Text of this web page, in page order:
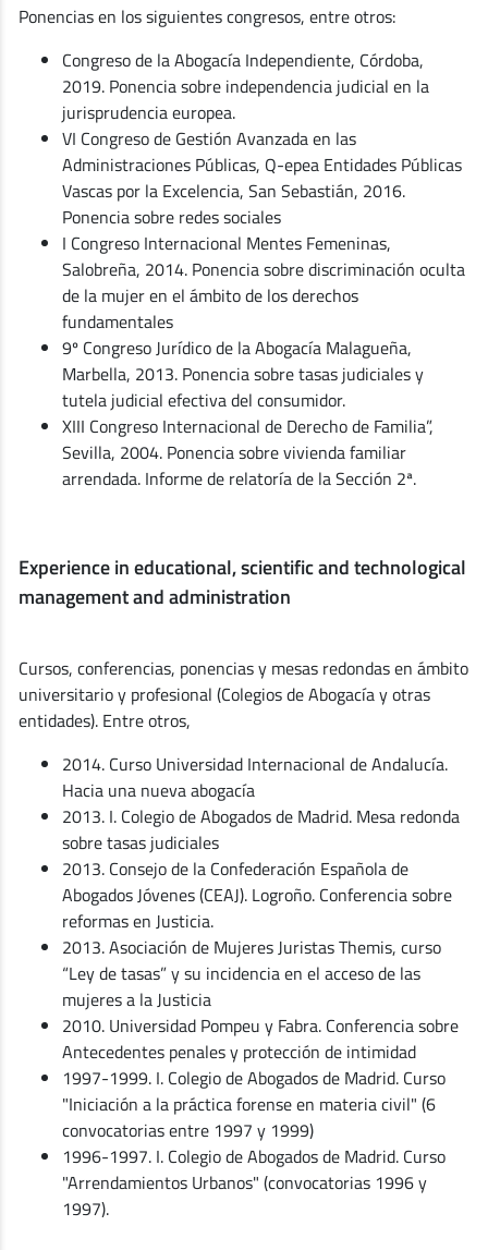
Ponencias en los siguientes congresos, entre otros:
Congreso de la Abogacía Independiente, Córdoba,
2019. Ponencia sobre independencia judicial en la
jurisprudencia europea.
VI Congreso de Gestión Avanzada en las
Administraciones Públicas, Q-epea Entidades Públicas
Vascas por la Excelencia, San Sebastián, 2016.
Ponencia sobre redes sociales
I Congreso Internacional Mentes Femeninas,
Salobreña, 2014. Ponencia sobre discriminación oculta
de la mujer en el ámbito de los derechos
fundamentales
9º Congreso Jurídico de la Abogacía Malagueña,
Marbella, 2013. Ponencia sobre tasas judiciales y
tutela judicial efectiva del consumidor.
XIII Congreso Internacional de Derecho de Familia”,
Sevilla, 2004. Ponencia sobre vivienda familiar
arrendada. Informe de relatoría de la Sección 2ª.
Experience in educational, scientific and technological
management and administration
Cursos, conferencias, ponencias y mesas redondas en ámbito
universitario y profesional (Colegios de Abogacía y otras
entidades). Entre otros,
2014. Curso Universidad Internacional de Andalucía.
Hacia una nueva abogacía
2013. I. Colegio de Abogados de Madrid. Mesa redonda
sobre tasas judiciales
2013. Consejo de la Confederación Española de
Abogados Jóvenes (CEAJ). Logroño. Conferencia sobre
reformas en Justicia.
2013. Asociación de Mujeres Juristas Themis, curso
“Ley de tasas” y su incidencia en el acceso de las
mujeres a la Justicia
2010. Universidad Pompeu y Fabra. Conferencia sobre
Antecedentes penales y protección de intimidad
1997-1999. I. Colegio de Abogados de Madrid. Curso
"Iniciación a la práctica forense en materia civil" (6
convocatorias entre 1997 y 1999)
1996-1997. I. Colegio de Abogados de Madrid. Curso
"Arrendamientos Urbanos" (convocatorias 1996 y
1997).